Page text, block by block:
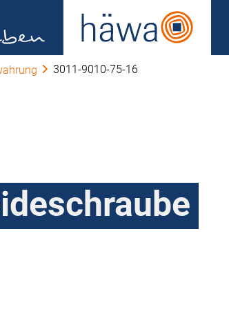
3011-9010-75-16